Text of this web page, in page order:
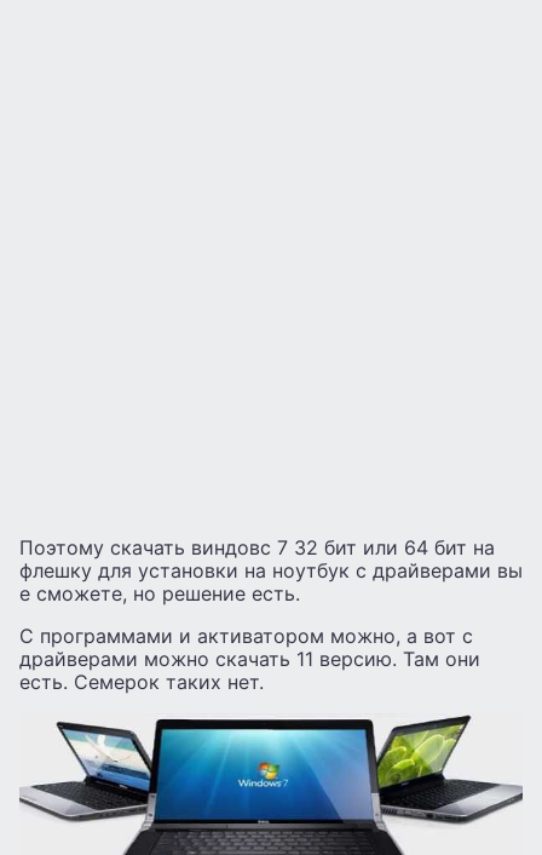
Поэтому скачать виндовс 7 32 бит или 64 бит на
флешку для установки на ноутбук с драйверами вы
е сможете, но решение есть.
С программами и активатором можно, а вот с
драйверами можно скачать 11 версию. Там они
есть. Семерок таких нет.